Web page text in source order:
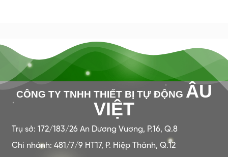
CÔNG TY TNHH THIẾT BỊ TỰ ĐỘNG ÂU
VIỆT
Trụ sở: 172/183/26 An Dương Vương, P.16, Q.8
Chi nhánh: 481/7/9 HT17, P. Hiệp Thành, Q.12